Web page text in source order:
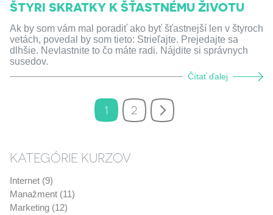
ŠTYRI SKRATKY K ŠŤASTNÉMU ŽIVOTU
Ak by som vám mal poradiť ako byť šťastnejší len v štyroch
vetách, povedal by som tieto: Strieľajte. Prejedajte sa
dlhšie. Nevlastnite to čo máte radi. Nájdite si správnych
susedov.
Čítať ďalej
1 2
KATEGÓRIE KURZOV
Internet (9)
Manažment (11)
Marketing (12)